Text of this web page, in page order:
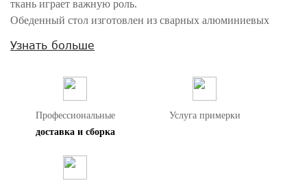
ткань играет важную роль.
Обеденный стол изготовлен из сварных алюминиевых
полиэтилена или Dekton.
Испания, окончил престижную барселонскую школу
дизайна Elisava по специальности "Промышленный
дизайн". Он начал свою независимую профессиональную
карьеру в 1995 году, открыв собственную студию в
Siemens, Steelcase, Teknion Studio, Offecct, lapalma, Thomson,
Узнать больше
Профессиональные
доставка и сборка
Услуга примерки